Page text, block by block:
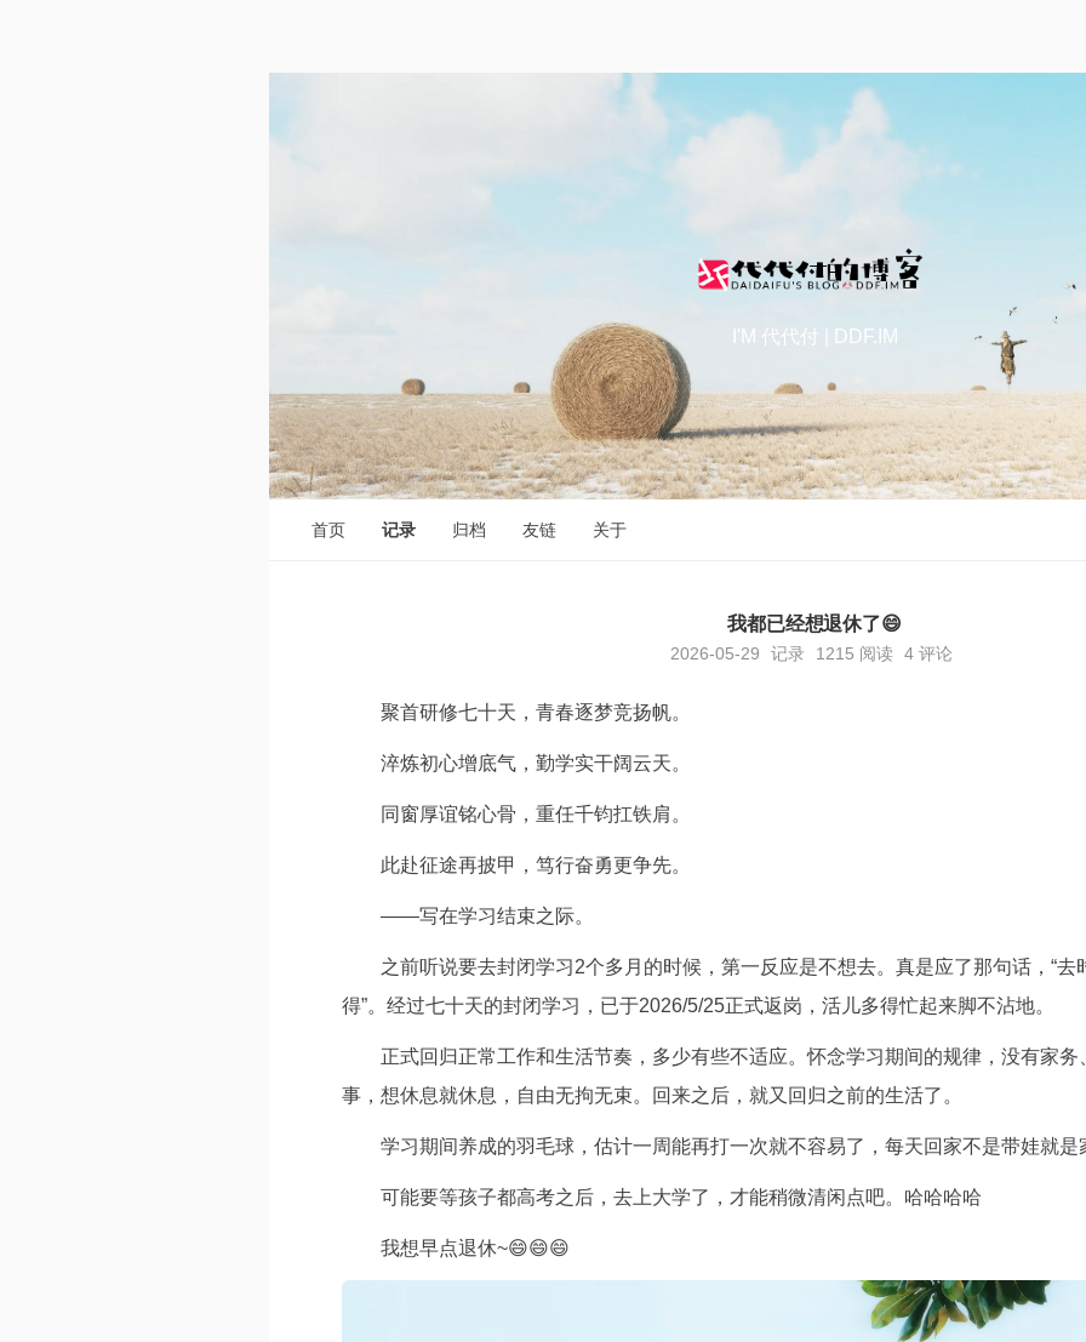
I'M 代代付 | DDF.IM
首页 记录 归档 友链 关于
我都已经想退休了😄
2026-05-29 记录 1215 阅读 4 评论
聚首研修七十天，青春逐梦竞扬帆。
淬炼初心增底气，勤学实干阔云天。
同窗厚谊铭心骨，重任千钧扛铁肩。
此赴征途再披甲，笃行奋勇更争先。
——写在学习结束之际。
之前听说要去封闭学习2个多月的时候，第一反应是不想去。真是应了那句话，“去
得”。经过七十天的封闭学习，已于2026/5/25正式返岗，活儿多得忙起来脚不沾地。
正式回归正常工作和生活节奏，多少有些不适应。怀念学习期间的规律，没有家
事，想休息就休息，自由无拘无束。回来之后，就又回归之前的生活了。
学习期间养成的羽毛球，估计一周能再打一次就不容易了，每天回家不是带娃就是
可能要等孩子都高考之后，去上大学了，才能稍微清闲点吧。哈哈哈哈
我想早点退休~😄😄😄